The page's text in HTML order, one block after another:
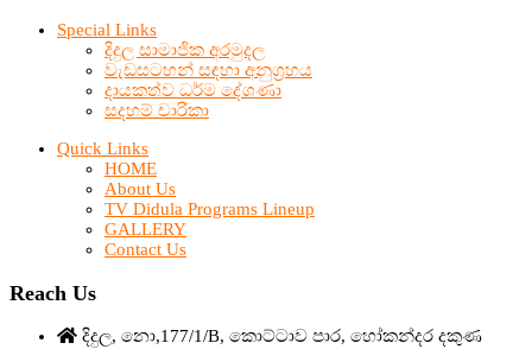
Special Links
දිදුල සාමාජික අරමුදල
වැඩසටහන් සඳහා අනුග්‍රහය
දායකත්ව ධර්ම දේශණා
සදහම් චාරිකා
Quick Links
HOME
About Us
TV Didula Programs Lineup
GALLERY
Contact Us
Reach Us
දිදුල, නො,177/1/B, කොට්ටාව පාර, හෝකන්දර දකුණ